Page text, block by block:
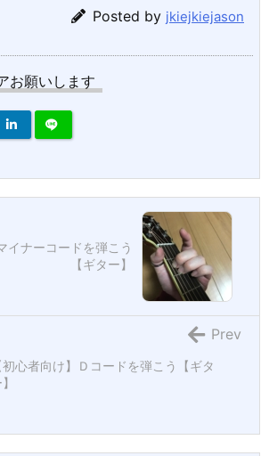
Posted by jkiejkiejason
お願いします
イナーコードを弾こう
【ギター】
初心者向け】Ｄコードを弾こう【ギタ
Prev